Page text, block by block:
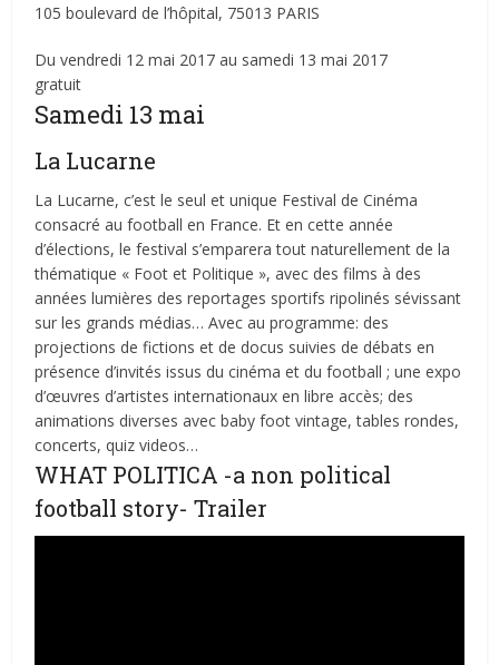
105 boulevard de l’hôpital, 75013 PARIS
Du vendredi 12 mai 2017 au samedi 13 mai 2017
gratuit
Samedi 13 mai
La Lucarne
La Lucarne, c’est le seul et unique Festival de Cinéma
consacré au football en France. Et en cette année
d’élections, le festival s’emparera tout naturellement de la
thématique « Foot et Politique », avec des films à des
années lumières des reportages sportifs ripolinés sévissant
sur les grands médias… Avec au programme: des
projections de fictions et de docus suivies de débats en
présence d’invités issus du cinéma et du football ; une expo
d’œuvres d’artistes internationaux en libre accès; des
animations diverses avec baby foot vintage, tables rondes,
concerts, quiz videos…
WHAT POLITICA -a non political
football story- Trailer